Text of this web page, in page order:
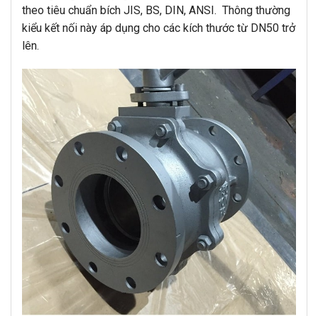
theo tiêu chuẩn bích JIS, BS, DIN, ANSI. Thông thường
kiểu kết nối này áp dụng cho các kích thước từ DN50 trở
lên.